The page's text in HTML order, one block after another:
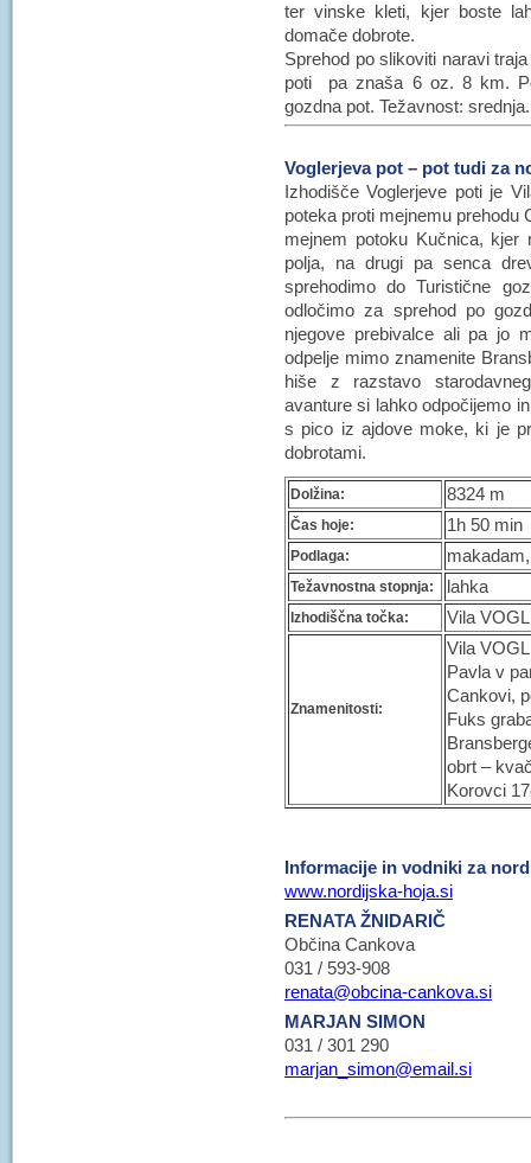
ter vinske kleti, kjer boste
domače dobrote.
Sprehod po slikoviti naravi
poti pa znaša 6 oz. 8 km.
gozdna pot. Težavnost: srednja.
Voglerjeva pot – pot tudi za
Izhodišče Voglerjeve poti je
poteka proti mejnemu prehodu
mejnem potoku Kučnica,
polja, na drugi pa senca
sprehodimo do Turistične
odločimo za sprehod po
njegove prebivalce ali pa jo
odpelje mimo znamenite
hiše z razstavo
avanture si lahko odpočijemo
s pico iz ajdove moke, ki je
dobrotami.
Dolžina: 8324 m
Čas hoje: 1h 50 min
Podlaga:
Težavnostna stopnja: lahka
Izhodiščna točka: Vila
Znamenitosti:
Vila
Pavla v
Cankovi,
Fuks
obrt –
Korovci
Informacije in vodniki za
www.nordijska-hoja.si
RENATA ŽNIDARIČ
Občina Cankova
031 / 593-908
renata@obcina-cankova.si
MARJAN SIMON
031 / 301 290
marjan_simon@email.si